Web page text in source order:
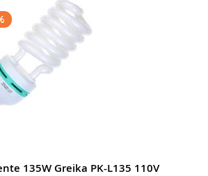
135W Greika PK-L135 110V